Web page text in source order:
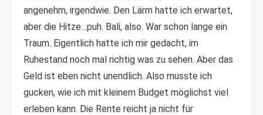
angenehm, irgendwie. Den Lärm hatte ich erwartet,
aber die Hitze…puh. Bali, also. War schon lange ein
Traum. Eigentlich hatte ich mir gedacht, im
Ruhestand noch mal richtig was zu sehen. Aber das
Geld ist eben nicht unendlich. Also musste ich
gucken, wie ich mit kleinem Budget möglichst viel
erleben kann. Die Rente reicht ja nicht für